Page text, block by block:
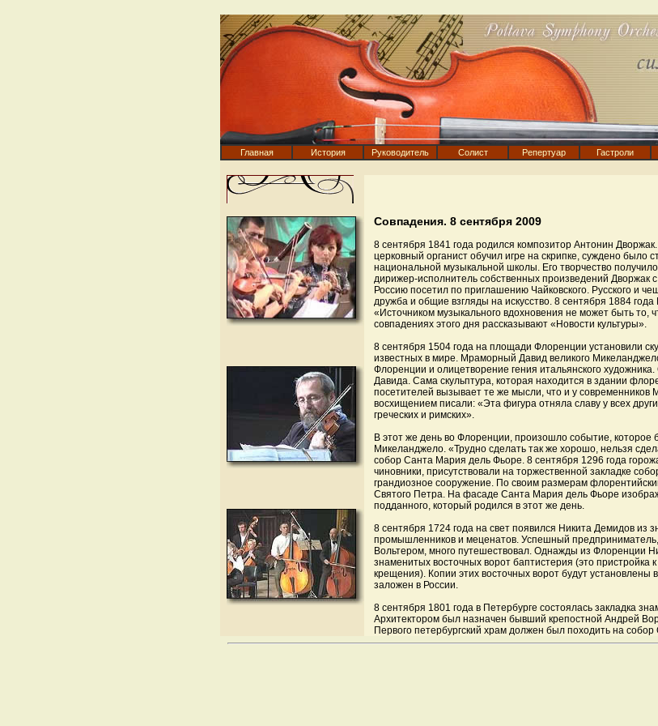
Главная История Руководитель Солист Репертуар Гастроли
Совпадения. 8 сентября 2009
8 сентября 1841 года родился композитор Антонин
церковный органист обучил игре на скрипке, суждено было
национальной музыкальной школы. Его творчество
дирижер-исполнитель собственных произведений Дворжак
Россию посетил по приглашению Чайковского. Русского и
дружба и общие взгляды на искусство. 8 сентября 1884
«Источником музыкального вдохновения не может быть то,
совпадениях этого дня рассказывают «Новости культуры».
8 сентября 1504 года на площади Флоренции установили
известных в мире. Мраморный Давид великого
Флоренции и олицетворение гения итальянского
Давида. Сама скульптура, которая находится в здании
посетителей вызывает те же мысли, что и у современников
восхищением писали: «Эта фигура отняла славу у всех
греческих и римских».
В этот же день во Флоренции, произошло событие, которое
Микеланджело. «Трудно сделать так же хорошо, нельзя
собор Санта Мария дель Фьоре. 8 сентября 1296 года
чиновники, присутствовали на торжественной закладке
грандиозное сооружение. По своим размерам
Святого Петра. На фасаде Санта Мария дель Фьоре
подданного, который родился в этот же день.
8 сентября 1724 года на свет появился Никита Демидов из
промышленников и меценатов. Успешный
Вольтером, много путешествовал. Однажды из Флоренции
знаменитых восточных ворот баптистерия (это пристройка
крещения). Копии этих восточных ворот будут установлены
заложен в России.
8 сентября 1801 года в Петербурге состоялась закладка
Архитектором был назначен бывший крепостной Андрей
Первого петербургский храм должен был походить на собор